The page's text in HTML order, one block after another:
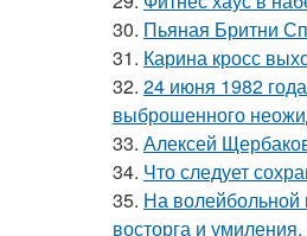
30. Пьяная Бритни
31. Карина кросс
32. 24 июня 1982
выброшенного
33. Алексей
34. Что следует
35. На волейбольной
восторга и умиления.